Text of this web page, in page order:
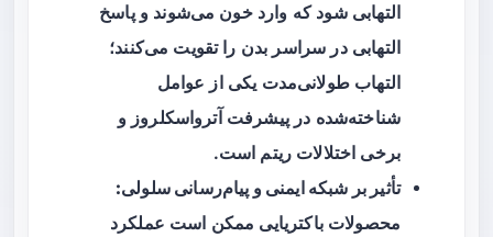
التهابی شود که وارد خون می‌شوند و پاسخ
التهابی در سراسر بدن را تقویت می‌کنند؛
التهاب طولانی‌مدت یکی از عوامل
شناخته‌شده در پیشرفت آترواسکلروز و
برخی اختلالات ریتم است.
تأثیر بر شبکه ایمنی و پیام‌رسانی سلولی:
محصولات باکتریایی ممکن است عملکرد